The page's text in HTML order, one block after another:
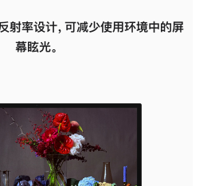
射率设计，可减少使用环境中的屏
幕眩光。